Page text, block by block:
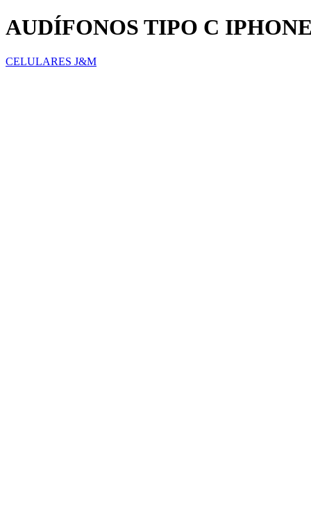
AUDÍFONOS TIPO C
CELULARES J&M